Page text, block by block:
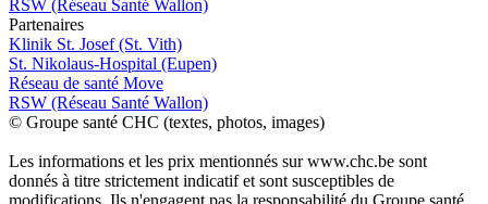
RSW (Réseau Santé Wallon)
Partenaires
Klinik St. Josef (St. Vith)
St. Nikolaus-Hospital (Eupen)
Réseau de santé Move
RSW (Réseau Santé Wallon)
© Groupe santé CHC (textes, photos, images)
Les informations et les prix mentionnés sur www.chc.be sont
donnés à titre strictement indicatif et sont susceptibles de
modifications. Ils n'engagent pas la responsabilité du Groupe santé